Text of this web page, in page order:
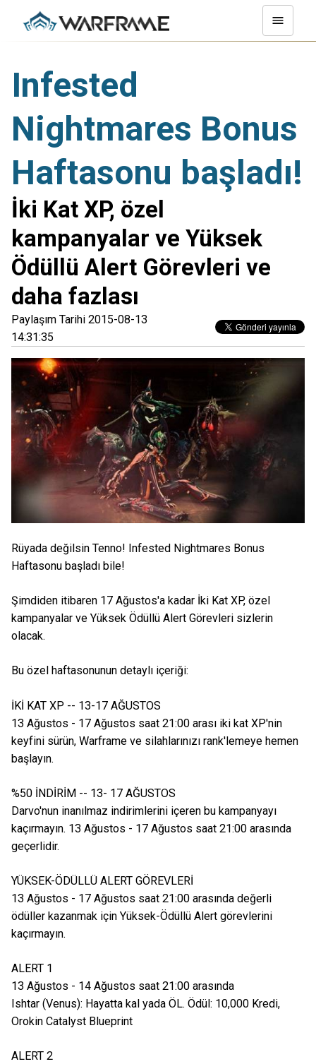
Infested
Nightmares Bonus
Haftasonu başladı!
İki Kat XP, özel
kampanyalar ve Yüksek
Ödüllü Alert Görevleri ve
daha fazlası
Paylaşım Tarihi 2015-08-13
14:31:35
Rüyada değilsin Tenno! Infested Nightmares Bonus
Haftasonu başladı bile!
Şimdiden itibaren 17 Ağustos'a kadar İki Kat XP, özel
kampanyalar ve Yüksek Ödüllü Alert Görevleri sizlerin
olacak.
Bu özel haftasonunun detaylı içeriği:
İKİ KAT XP -- 13-17 AĞUSTOS
13 Ağustos - 17 Ağustos saat 21:00 arası iki kat XP'nin
keyfini sürün, Warframe ve silahlarınızı rank'lemeye hemen
başlayın.
%50 İNDİRİM -- 13- 17 AĞUSTOS
Darvo'nun inanılmaz indirimlerini içeren bu kampanyayı
kaçırmayın. 13 Ağustos - 17 Ağustos saat 21:00 arasında
geçerlidir.
YÜKSEK-ÖDÜLLÜ ALERT GÖREVLERİ
13 Ağustos - 17 Ağustos saat 21:00 arasında değerli
ödüller kazanmak için Yüksek-Ödüllü Alert görevlerini
kaçırmayın.
ALERT 1
13 Ağustos - 14 Ağustos saat 21:00 arasında
Ishtar (Venus): Hayatta kal yada ÖL. Ödül: 10,000 Kredi,
Orokin Catalyst Blueprint
ALERT 2